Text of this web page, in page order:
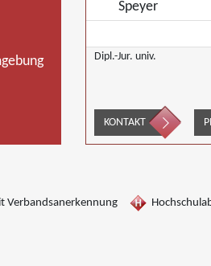
Speyer
Dipl.-Jur. univ.
KONTAKT
Verbandsanerkennung